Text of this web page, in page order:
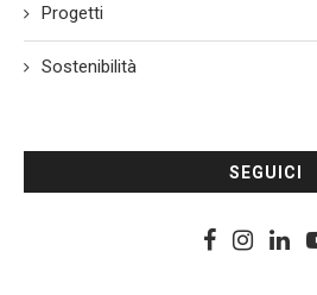
Progetti
Sostenibilità
SEGUICI